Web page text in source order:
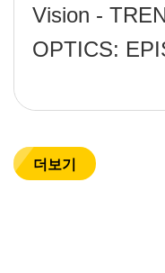
Vision -
OPTICS:
더보기